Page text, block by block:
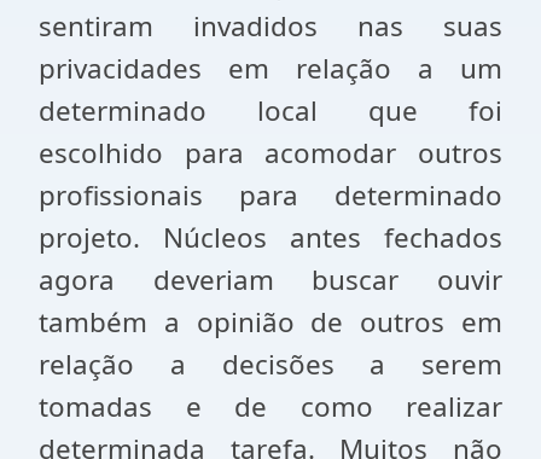
sentiram invadidos nas suas
privacidades em relação a um
determinado local que foi
escolhido para acomodar outros
profissionais para determinado
projeto. Núcleos antes fechados
agora deveriam buscar ouvir
também a opinião de outros em
relação a decisões a serem
tomadas e de como realizar
determinada tarefa. Muitos não